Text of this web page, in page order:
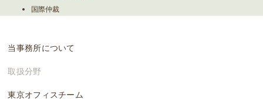
国際仲裁
当事務所について
取扱分野
東京オフィスチーム